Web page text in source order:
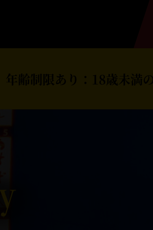
年齢制限あり：18歳未満